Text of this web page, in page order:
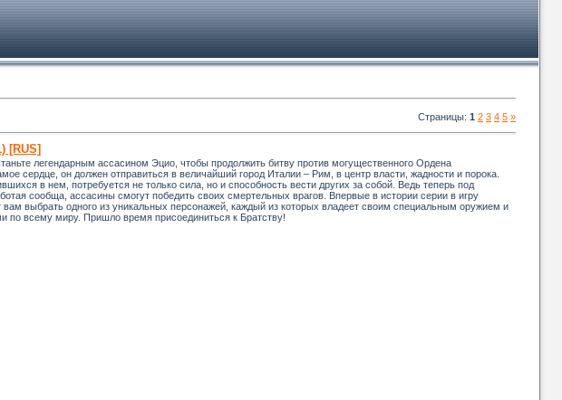
Страницы: 1 2 3 4 5 »
[RUS]
легендарным ассасином Эцио, чтобы продолжить битву против могущественного Ордена
сердце, он должен отправиться в величайший город Италии – Рим, в центр власти, жадности и порока.
в нем, потребуется не только сила, но и способность вести других за собой. Ведь теперь под
сообща, ассасины смогут победить своих смертельных врагов. Впервые в истории серии в игру
выбрать одного из уникальных персонажей, каждый из которых владеет своим специальным оружием и
по всему миру. Пришло время присоединиться к Братству!